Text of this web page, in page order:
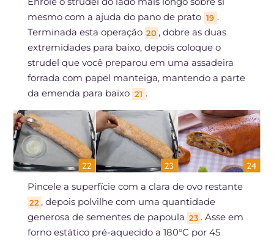
mesmo com a ajuda do pano de prato 19 .
Terminada esta operação 20 , dobre as duas
extremidades para baixo, depois coloque o
strudel que você preparou em uma assadeira
forrada com papel manteiga, mantendo a parte
da emenda para baixo 21 .
Pincele a superfície com a clara de ovo restante
22 , depois polvilhe com uma quantidade
generosa de sementes de papoula 23 . Asse em
forno estático pré-aquecido a 180°C por 45